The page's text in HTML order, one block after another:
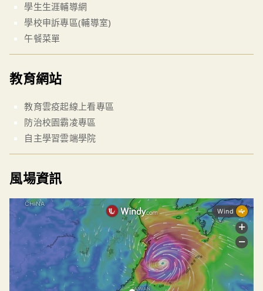
學生生涯輔導網
學校申訴專區(輔導室)
午餐菜單
教育網站
教育雲疫起線上看專區
防治校園霸凌專區
自主學習雲端學院
風場資訊